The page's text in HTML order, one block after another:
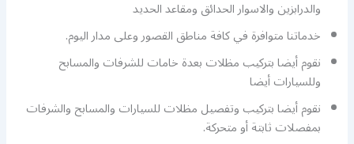
والدرابزين والاسوار الحدائق ومقاعد الحديد
خدماتنا متوافرة في كافة مناطق القصور وعلى مدار اليوم.
نقوم أيضا بتركيب مظلات بعدة خامات للشرفات والمسابح
وللسيارات أيضا
نقوم أيضا بتركيب وتفصيل مظلات للسيارات والمسابح والشرفات
بمفصلات ثابتة أو متحركة.